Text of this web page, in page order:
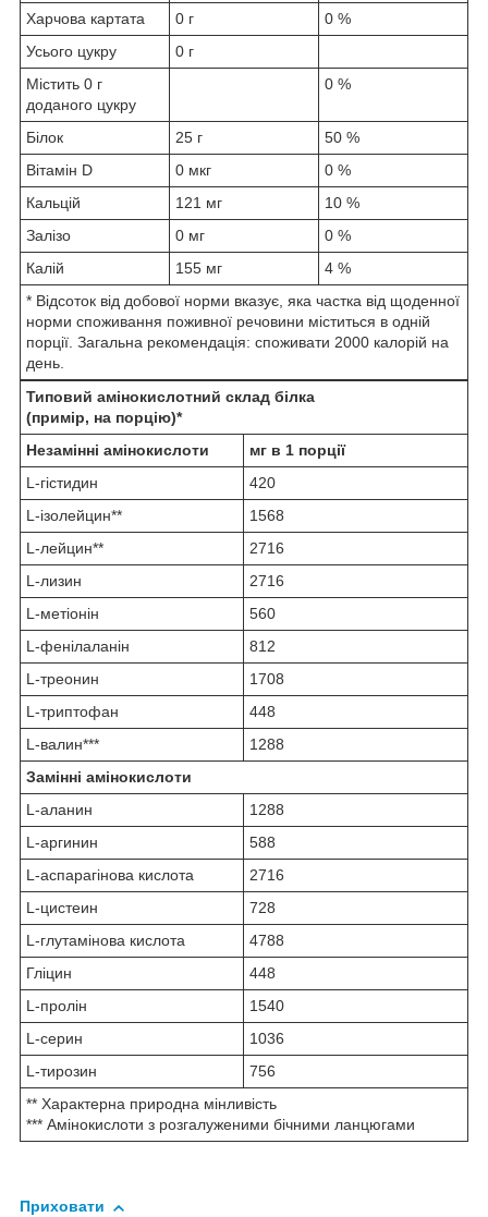
Харчова картата
0 г
0 %
Усього цукру
0 г
Містить 0 г
доданого цукру
0 %
Білок 25 г
50 %
Вітамін D
0 мкг
0 %
Кальцій
121 мг
10 %
Залізо
0 мг
0 %
Калій
155 мг
4 %
* Відсоток від добової норми вказує, яка частка від щоденної
норми споживання поживної речовини міститься в одній
порції. Загальна рекомендація: споживати 2000 калорій на
день.
Типовий амінокислотний склад білка
(примір, на порцію)*
Незамінні амінокислоти
мг в 1 порції
L-гістидин
420
L-ізолейцин**
1568
L-лейцин**
2716
L-лизин
2716
L-метіонін
560
L-фенілаланін
812
L-треонин
1708
L-триптофан
448
L-валин***
1288
Замінні амінокислоти
L-аланин
1288
L-аргинин
588
L-аспарагінова кислота
2716
L-цистеин
728
L-глутамінова кислота
4788
Гліцин
448
L-пролін
1540
L-серин
1036
L-тирозин
756
** Характерна природна мінливість
*** Амінокислоти з розгалуженими бічними ланцюгами
Приховати